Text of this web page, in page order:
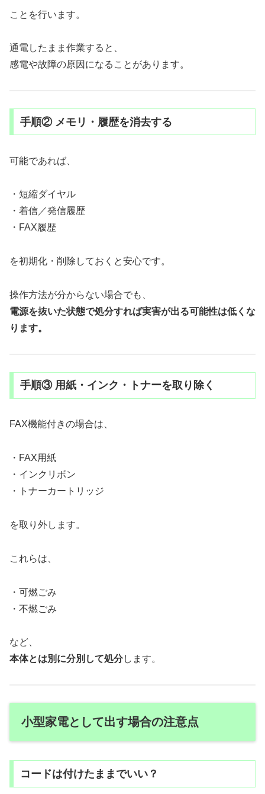
ことを行います。
通電したまま作業すると、
感電や故障の原因になることがあります。
手順② メモリ・履歴を消去する
可能であれば、
・短縮ダイヤル
・着信／発信履歴
・FAX履歴
を初期化・削除しておくと安心です。
操作方法が分からない場合でも、
電源を抜いた状態で処分すれば実害が出る可能性は低くな
ります。
手順③ 用紙・インク・トナーを取り除く
FAX機能付きの場合は、
・FAX用紙
・インクリボン
・トナーカートリッジ
を取り外します。
これらは、
・可燃ごみ
・不燃ごみ
など、
本体とは別に分別して処分します。
小型家電として出す場合の注意点
コードは付けたままでいい？